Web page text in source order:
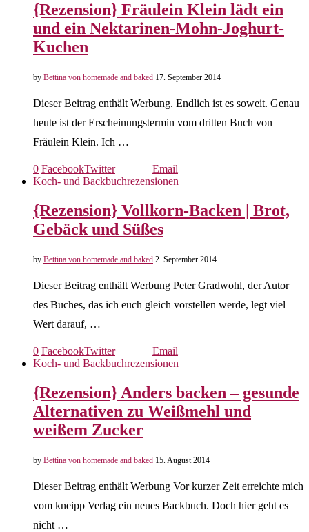
{Rezension} Fräulein Klein lädt ein
und ein Nektarinen-Mohn-Joghurt-
Kuchen
by Bettina von homemade and baked 17. September 2014
Dieser Beitrag enthält Werbung. Endlich ist es soweit. Genau
heute ist der Erscheinungstermin vom dritten Buch von
Fräulein Klein. Ich …
0 FacebookTwitter
Email
Koch- und Backbuchrezensionen
{Rezension} Vollkorn-Backen | Brot,
Gebäck und Süßes
by Bettina von homemade and baked 2. September 2014
Dieser Beitrag enthält Werbung Peter Gradwohl, der Autor
des Buches, das ich euch gleich vorstellen werde, legt viel
Wert darauf, …
0 FacebookTwitter
Email
Koch- und Backbuchrezensionen
{Rezension} Anders backen – gesunde
Alternativen zu Weißmehl und
weißem Zucker
by Bettina von homemade and baked 15. August 2014
Dieser Beitrag enthält Werbung Vor kurzer Zeit erreichte mich
vom kneipp Verlag ein neues Backbuch. Doch hier geht es
nicht …